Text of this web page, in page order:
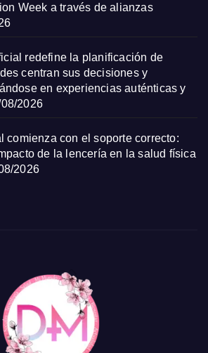
Week a través de alianzas
redefine la planificación de
centran sus decisiones y
en experiencias auténticas y
2026
comienza con el soporte correcto:
de la lencería en la salud física
2026